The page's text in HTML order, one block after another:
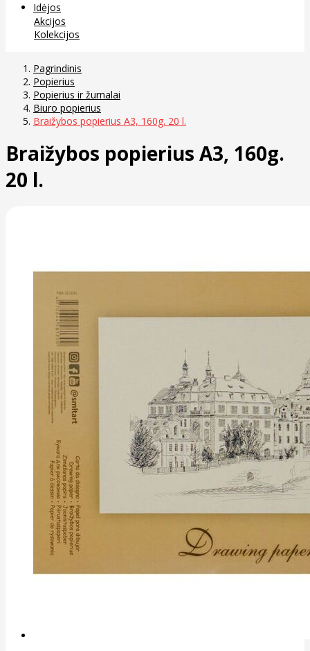
Idėjos
Akcijos
Kolekcijos
Pagrindinis
Popierius
Popierius ir žurnalai
Biuro popierius
Braižybos popierius A3, 160g. 20 l.
Braižybos popierius A3, 160g.
20 l.